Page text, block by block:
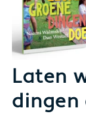
Laten
dingen